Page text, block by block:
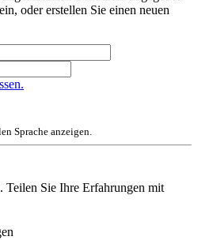
oder erstellen Sie einen neuen
Sprache anzeigen.
Teilen Sie Ihre Erfahrungen mit